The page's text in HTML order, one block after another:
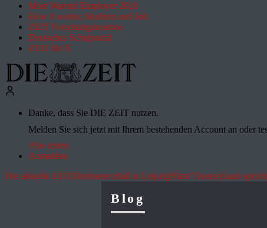
Most Wanted Employer 2026
How it works: Studium und Job
ZEIT Forschungskosmos
Deutsches Schulportal
ZEIT für X
Danke, dass Sie DIE ZEIT nutzen.
Melden Sie sich jetzt mit Ihrem bestehenden Account an oder
Abo testen
Anmelden
Die aktuelle ZEITDrohnenvorfall in LeipzigHitze"Deutschland
Blog